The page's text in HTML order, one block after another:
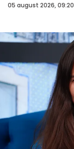
05 august 2026, 09:20